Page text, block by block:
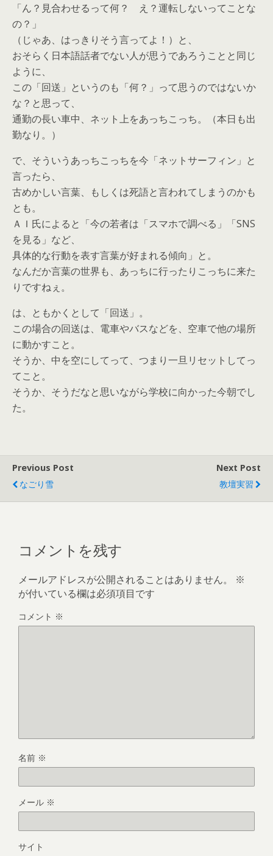
「ん？見合わせるって何？ え？運転しないってことな
の？」
（じゃあ、はっきりそう言ってよ！）と、
おそらく日本語話者でない人が思うであろうことと同じ
ように、
この「回送」というのも「何？」って思うのではないか
な？と思って、
通勤の長い車中、ネット上をあっちこっち。（本日も出
勤なり。）
で、そういうあっちこっちを今「ネットサーフィン」と
言ったら、
古めかしい言葉、もしくは死語と言われてしまうのかも
とも。
ＡＩ氏によると「今の若者は「スマホで調べる」「SNS
を見る」など、
具体的な行動を表す言葉が好まれる傾向」と。
なんだか言葉の世界も、あっちに行ったりこっちに来た
りですねぇ。
は、ともかくとして「回送」。
この場合の回送は、電車やバスなどを、空車で他の場所
に動かすこと。
そうか、中を空にしてって、つまり一旦リセットしてっ
てこと。
そうか、そうだなと思いながら学校に向かった今朝でし
た。
Previous Post
なごり雪
Next Post
教壇実習
コメントを残す
メールアドレスが公開されることはありません。
※
が付いている欄は必須項目です
コメント ※
名前 ※
メール ※
サイト